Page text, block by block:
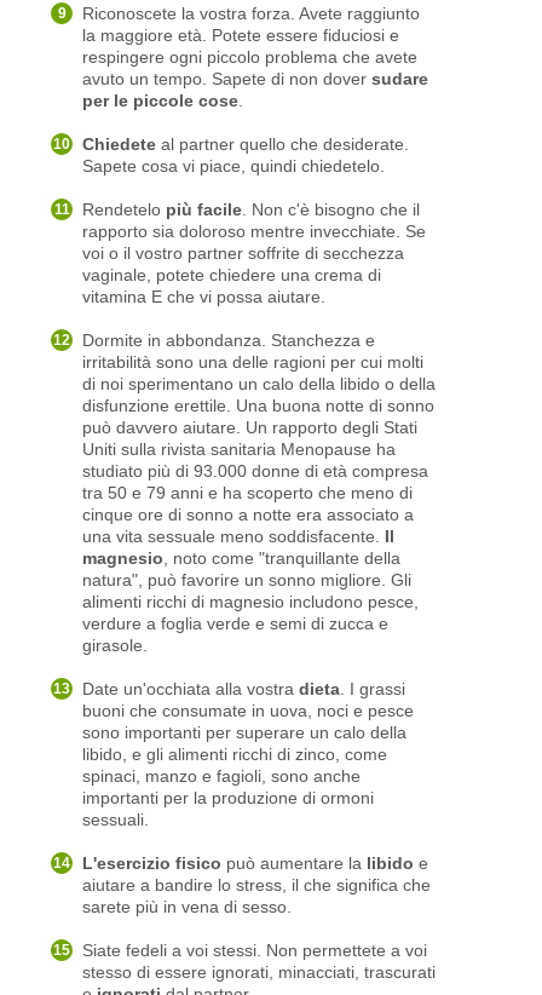
Riconoscete la vostra forza. Avete raggiunto
la maggiore età. Potete essere fiduciosi e
respingere ogni piccolo problema che avete
avuto un tempo. Sapete di non doversudare
per le piccole cose
Chiedete al partner quello che desiderate.
Sapete cosa vi piace, quindi chiedetelo.
Rendetelo più facile . Non c'è bisogno che il
rapporto sia doloroso mentre invecchiate. Se
voi o il vostro partner soffrite di secchezza
vaginale, potete chiedere una crema di
vitamina E che vi possa aiutare.
Dormite in abbondanza. Stanchezza e
irritabilità sono una delle ragioni per cui molti
di noi sperimentano un calo della libido o della
disfunzione erettile. Una buona notte di sonno
può davvero aiutare. Un rapporto degli Stati
Uniti sulla rivista sanitaria Menopause ha
studiato più di 93.000 donne di età compresa
tra 50 e 79 anni e ha scoperto che meno di
cinque ore di sonno a notte era associato a
una vita sessuale meno soddisfacente. Il
magnesio , noto come "tranquillante della
natura", può favorire un sonno migliore. Gli
alimenti ricchi di magnesio includono pesce,
verdure a foglia verde e semi di zucca e
girasole.
Date un'occhiata alla vostradieta . I grassi
buoni che consumate in uova, noci e pesce
sono importanti per superare un calo della
libido, e gli alimenti ricchi di zinco, come
spinaci, manzo e fagioli, sono anche
importanti per la produzione di ormoni
sessuali.
L'esercizio fisico può aumentare la libido e
aiutare a bandire lo stress, il che significa che
sarete più in vena di sesso.
Siate fedeli a voi stessi. Non permettete a voi
stesso di essere ignorati, minacciati, trascurati